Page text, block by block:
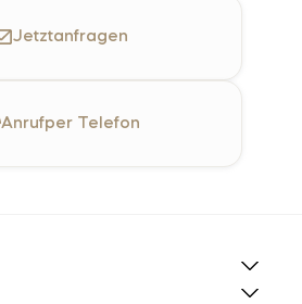
Jetztanfragen
Anrufper Telefon